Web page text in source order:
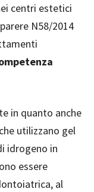
centri estetici
N58/2014
in quanto anche
utilizzano gel
idrogeno in
essere
al